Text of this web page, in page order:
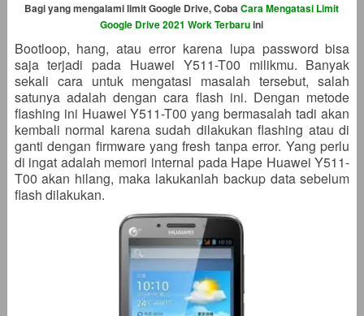
Bagi yang mengalami limit Google Drive, CobaCara Mengatasi Limit
Google Drive 2021 Work Terbaruini
Bootloop, hang, atau error karena lupa password bisa
saja terjadi pada Huawei Y511-T00 milikmu. Banyak
sekali cara untuk mengatasi masalah tersebut, salah
satunya adalah dengan cara flash ini. Dengan metode
flashing ini Huawei Y511-T00 yang bermasalah tadi akan
kembali normal karena sudah dilakukan flashing atau di
ganti dengan firmware yang fresh tanpa error. Yang perlu
di ingat adalah memori internal pada Hape Huawei Y511-
T00 akan hilang, maka lakukanlah backup data sebelum
flash dilakukan.